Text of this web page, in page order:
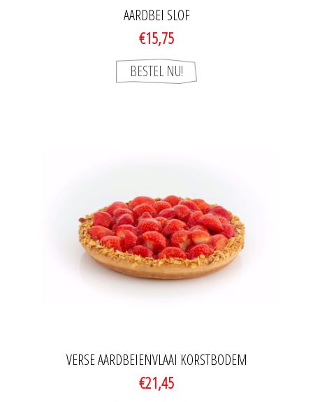
AARDBEI SLOF
€15,75
VERSE AARDBEIENVLAAI KORSTBODEM
€21,45